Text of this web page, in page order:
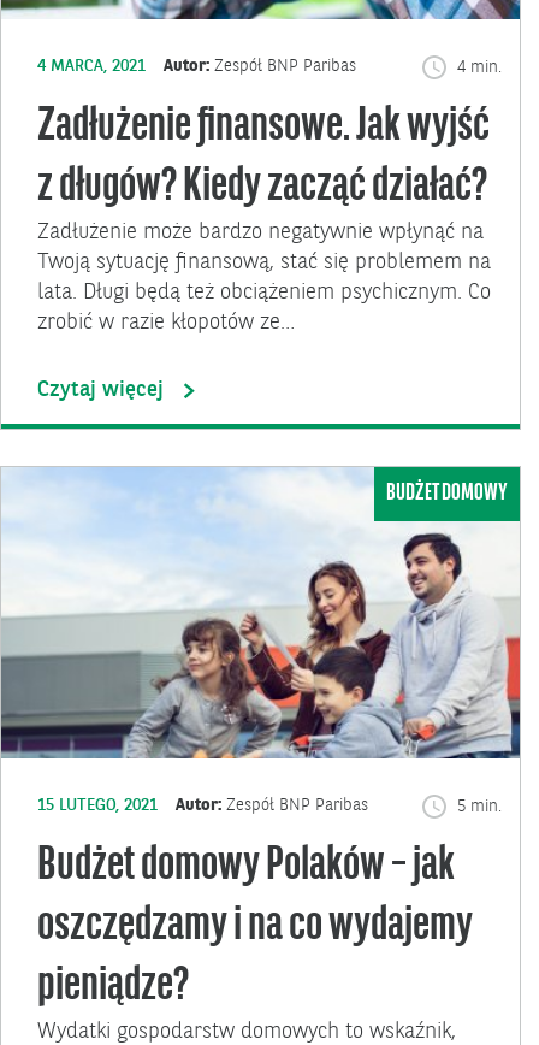
4 MARCA, 2021 Autor: Zespół BNP Paribas 4 min.
Zadłużenie finansowe. Jak wyjść
z długów? Kiedy zacząć działać?
Zadłużenie może bardzo negatywnie wpłynąć na
Twoją sytuację finansową, stać się problemem na
lata. Długi będą też obciążeniem psychicznym. Co
zrobić w razie kłopotów ze…
Czytaj więcej
BUDŻET DOMOWY
15 LUTEGO, 2021 Autor: Zespół BNP Paribas 5 min.
Budżet domowy Polaków – jak
oszczędzamy i na co wydajemy
pieniądze?
Wydatki gospodarstw domowych to wskaźnik,